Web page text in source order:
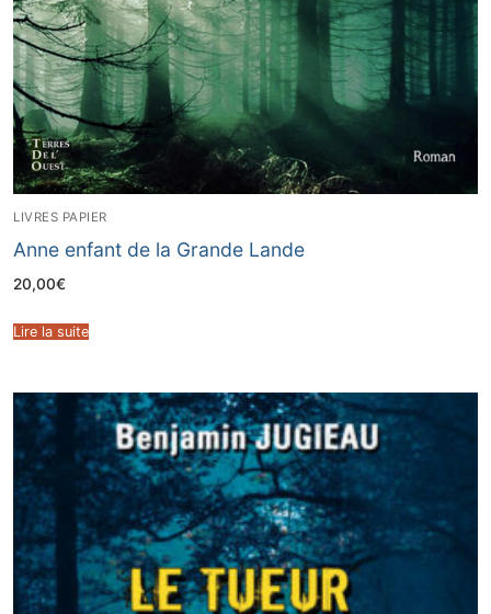
LIVRES PAPIER
Anne enfant de la Grande Lande
20,00€
Lire la suite